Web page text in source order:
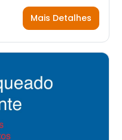
Mais Detalhes